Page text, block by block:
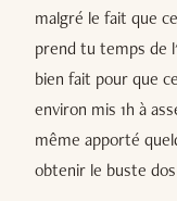
malgré le fait que
prend tu temps de
bien fait pour que
environ mis 1h à
même apporté
obtenir le buste